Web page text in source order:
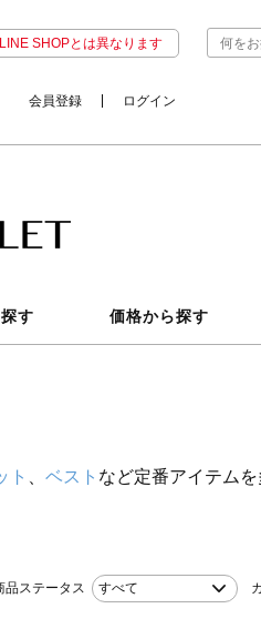
SHOPとは異なります
会員登録 ログイン
す 価格から探す
ト ベスト など定番アイテムを
品ステータス すべて